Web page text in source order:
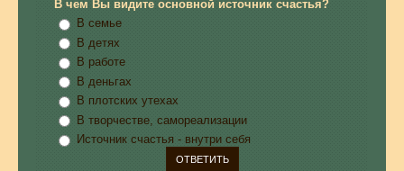
В чем Вы видите основной источник счастья?
В семье
В детях
В работе
В деньгах
В плотских утехах
В творчестве, самореализации
Источник счастья - внутри себя